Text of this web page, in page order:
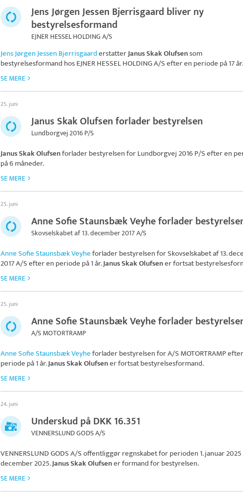
Jens Jørgen Jessen Bjerrisgaard bliver ny
bestyrelsesformand
EJNER HESSEL HOLDING A/S
Jens Jørgen Jessen BjerrisgaarderstatterJanus Skak Olufsensom
bestyrelsesformand hosEJNER HESSEL HOLDING A/Sefter en periode på 17 år.
SE MERE
25. juni
Janus Skak Olufsen forlader bestyrelsen
Lundborgvej 2016 P/S
Janus Skak Olufsenforlader bestyrelsen forLundborgvej 2016 P/Sefter en
på 6 måneder.
SE MERE
25. juni
Anne Sofie Staunsbæk Veyhe forlader
Skovselskabet af 13. december 2017 A/S
Anne Sofie Staunsbæk Veyheforlader bestyrelsen forSkovselskabet af 13.
2017 A/Sefter en periode på 1 år.Janus Skak Olufsener fortsat
SE MERE
25. juni
Anne Sofie Staunsbæk Veyhe forlader
A/S MOTORTRAMP
Anne Sofie Staunsbæk Veyheforlader bestyrelsen forA/S MOTORTRAMP
periode på 1 år.Janus Skak Olufsener fortsat bestyrelsesformand.
SE MERE
24. juni
Underskud på DKK 16.351
VENNERSLUND GODS A/S
VENNERSLUND GODS A/Soffentliggør regnskabet for perioden 1. januar 2025
december 2025.Janus Skak Olufsener formand for bestyrelsen.
SE MERE